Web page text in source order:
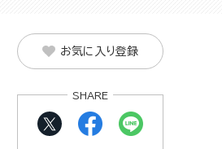
お気に入り登録
SHARE